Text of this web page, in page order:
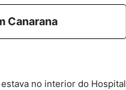
Canarana
no interior do Hospital